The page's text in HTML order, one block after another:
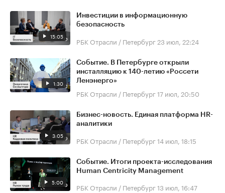
15:05
Инвестиции в информационную
безопасность
РБК Отрасли / Петербург 23 июл, 22:24
1:30
Событие. В Петербурге открыли
инсталляцию к 140-летию «Россети
Ленэнерго»
РБК Отрасли / Петербург17 июл, 20:50
3:05
Бизнес-новость. Единая платформа HR-
аналитики
РБК Отрасли / Петербург14 июл, 18:15
5:00
Событие. Итоги проекта-исследования
Human Centricity Management
РБК Отрасли / Петербург13 июл, 16:47